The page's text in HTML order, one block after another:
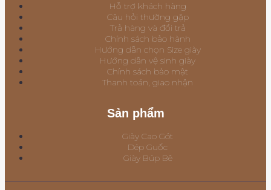
Hỗ trợ khách hàng
Câu hỏi thường gặp
Trả hàng và đổi trả
Chính sách bảo hành
Hướng dẫn chọn Size giày
Hướng dẫn vệ sinh giày
Chính sách bảo mật
Thanh toán, giao nhận
Sản phẩm
Giày Cao Gót
Dép Guốc
Giày Búp Bê